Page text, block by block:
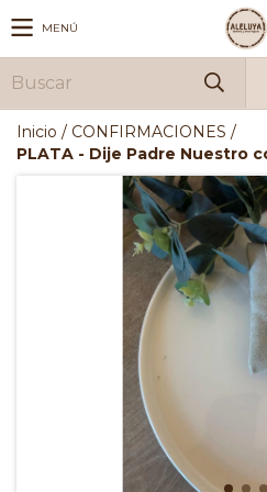
MENÚ
Inicio / CONFIRMACIONES /
PLATA - Dije Padre Nuestro